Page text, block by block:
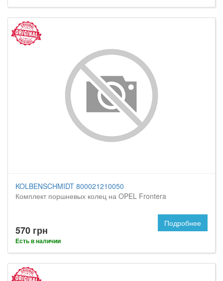
KOLBENSCHMIDT 800021210050
Комплект поршневых колец на OPEL Frontera
570 грн
Есть в наличии
Подробнее